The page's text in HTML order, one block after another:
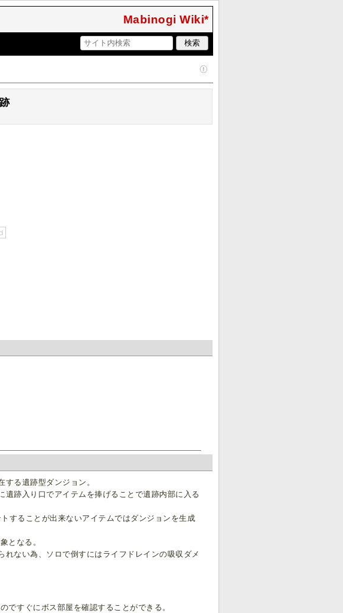
Mabinogi Wiki*
る遺跡型ダンジョン。
跡入り口でアイテムを捧げることで遺跡内部に入る
することが出来ないアイテムではダンジョンを生成
となる。
ない為、ソロで倒すにはライフドレインの吸収ダメ
ですぐにボス部屋を確認することができる。